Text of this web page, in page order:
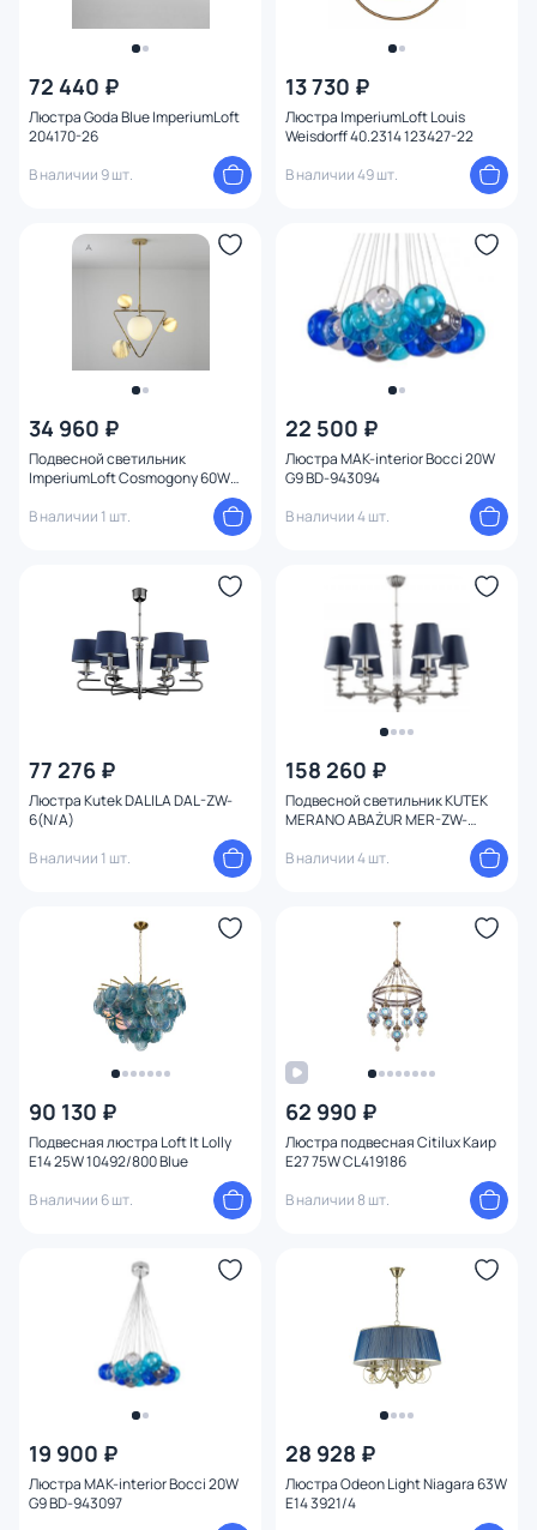
72 440 ₽
Люстра Goda Blue ImperiumLoft
204170-26
В наличии 9 шт.
13 730 ₽
Люстра ImperiumLoft Louis
Weisdorff 40.2314 123427-22
В наличии 49 шт.
34 960 ₽
Подвесной светильник
ImperiumLoft Cosmogony 60W
В наличии 1 шт.
22 500 ₽
Люстра MAK-interior Bocci 20W
G9 BD-943094
В наличии 4 шт.
77 276 ₽
Люстра Kutek DALILA DAL-ZW-
6(N/A)
В наличии 1 шт.
158 260 ₽
Подвесной светильник KUTEK
MERANO ABAŻUR MER-ZW-
В наличии 4 шт.
90 130 ₽
Подвесная люстра Loft It Lolly
E14 25W 10492/800 Blue
В наличии 6 шт.
62 990 ₽
Люстра подвесная Citilux Каир
E27 75W CL419186
В наличии 8 шт.
19 900 ₽
Люстра MAK-interior Bocci 20W
G9 BD-943097
28 928 ₽
Люстра Odeon Light Niagara 63W
E14 3921/4